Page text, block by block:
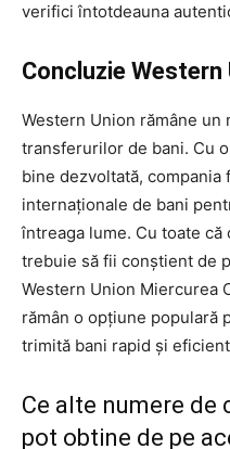
verifici întotdeauna
Concluzie Western
Western Union rămâne
transferurilor de bani. Cu
bine dezvoltată,
internaționale de bani
întreaga lume. Cu toate
trebuie să fii conștient de
Western Union Miercurea
rămân o opțiune populară
trimită bani rapid și
Ce alte numere
pot obtine de pe